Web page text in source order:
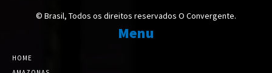
© Brasil, Todos os direitos reservados O Convergente.
Menu
HOME